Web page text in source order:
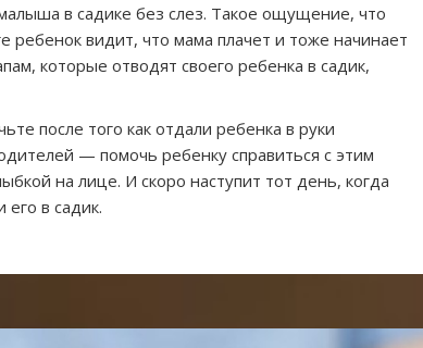
в садике без слез. Такое ощущение, что
ребенок видит, что мама плачет и тоже начинает
которые отводят своего ребенка в садик,
после того как отдали ребенка в руки
— помочь ребенку справиться с этим
на лице. И скоро наступит тот день, когда
в садик.